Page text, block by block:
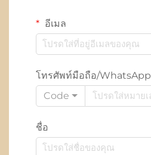
อีเมล
โทรศัพท์มือถือ/WhatsApp
Code
ชื่อ